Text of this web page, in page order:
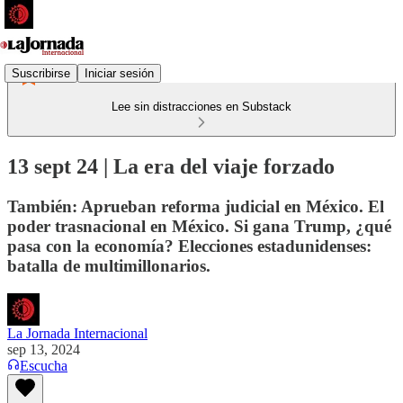
Suscribirse Iniciar sesión
Lee sin distracciones en Substack
13 sept 24 | La era del viaje forzado
También: Aprueban reforma judicial en México. El
poder trasnacional en México. Si gana Trump, ¿qué
pasa con la economía? Elecciones estadunidenses:
batalla de multimillonarios.
La Jornada Internacional
sep 13, 2024
Escucha